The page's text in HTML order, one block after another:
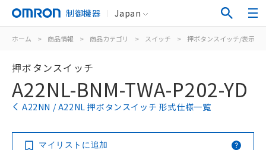
制御機器 Japan
ホーム > 商品情報 > 商品カテゴリ > スイッチ > 押ボタンスイッチ/表示灯
押ボタンスイッチ
A22NL-BNM-TWA-P202-YD
A22NN / A22NL 押ボタンスイッチ 形式仕様一覧
マイリストに追加